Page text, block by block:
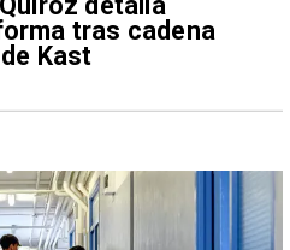
tras cadena
Kast